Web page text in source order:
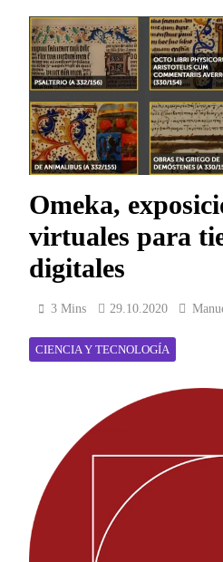
Omeka,
virtuales para
digitales
3 Mins 29.10.2020
CIENCIA Y TECNOLOGÍA